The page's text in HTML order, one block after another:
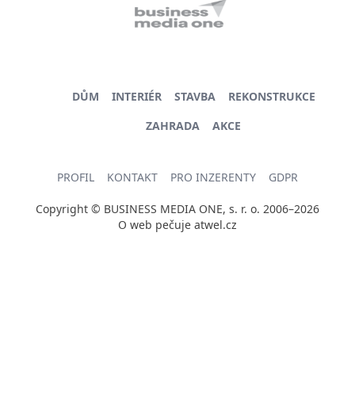
DŮM INTERIÉR STAVBA
REKONSTRUKCE
ZAHRADA
AKCE
PROFIL KONTAKT PRO INZERENTY GDPR
Copyright © BUSINESS MEDIA ONE, s. r. o. 2006–2026